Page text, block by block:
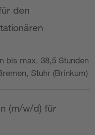
den
bis max. 38,5 Stunden
Stuhr (Brinkum)
(m/w/d) für